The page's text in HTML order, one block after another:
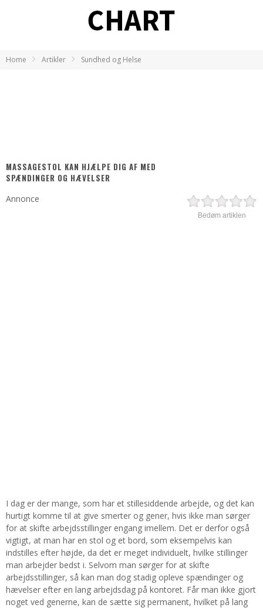
Home Artikler Sundhed og Helse
MASSAGESTOL KAN HJÆLPE DIG AF MED
SPÆNDINGER OG HÆVELSER
Bedøm artiklen
Annonce
I dag er der mange, som har et stillesiddende arbejde, og det kan
hurtigt komme til at give smerter og gener, hvis ikke man sørger
for at skifte arbejdsstillinger engang imellem. Det er derfor også
vigtigt, at man har en stol og et bord, som eksempelvis kan
indstilles efter højde, da det er meget individuelt, hvilke stillinger
man arbejder bedst i. Selvom man sørger for at skifte
arbejdsstillinger, så kan man dog stadig opleve spændinger og
hævelser efter en lang arbejdsdag på kontoret. Får man ikke gjort
noget ved generne, kan de sætte sig permanent, hvilket på lang